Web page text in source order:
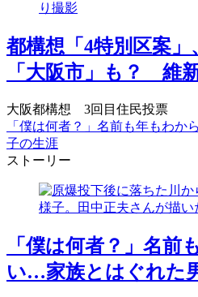
都構想「4特別区案
「大阪市」も？ 維
大阪都構想 3回目住民投票
「僕は何者？」名前も年もわ
子の生涯
ストーリー
「僕は何者？」名前
い…家族とはぐれた